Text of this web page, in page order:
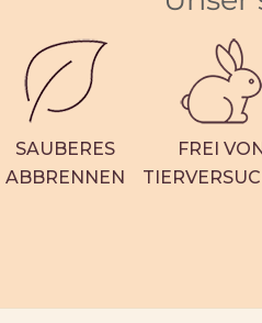
SAUBERES
ABBRENNEN
FREI